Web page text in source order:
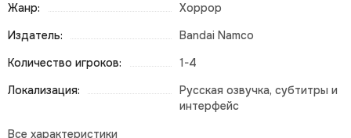
Жанр:
Хоррор
Издатель:
Bandai Namco
Количество игроков:
1-4
Локализация:
Русская озвучка, субтитры и
интерфейс